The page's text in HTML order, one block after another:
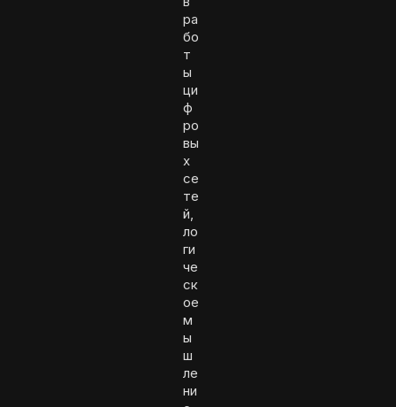
ра
бо
т
ы
ци
ф
ро
вы
х
се
те
й,
ло
ги
че
ск
ое
м
ы
ш
ле
ни